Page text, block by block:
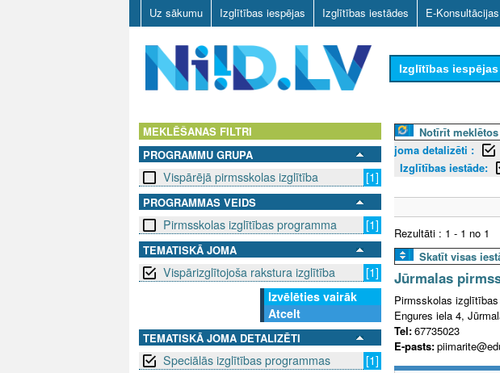
Skip
to
Uz sākumu Izglītības iespējas Izglītības iestādes E-Konsultācijas
D
L
Izglītības iespējas
MEKLĒŠANAS FILTRI
PROGRAMMU GRUPA
Vispārējā pirmsskolas izglītība [1]
PROGRAMMAS VEIDS
Pirmsskolas izglītības programma [1]
TEMATISKĀ JOMA
Vispārizglītojoša rakstura izglītība
[1]
Izvēlēties vairāk
Atcelt
TEMATISKĀ JOMA DETALIZĒTI
Speciālās izglītības programmas
[1]
Notīrīt
joma detalizēti :
Izglītības iestāde:
Rezultāti : 1 - 1 no 1
Skatīt visas
Jūrmalas
Pirmsskolas
Engures iela 4,
Tel:67735023
E-pasts: